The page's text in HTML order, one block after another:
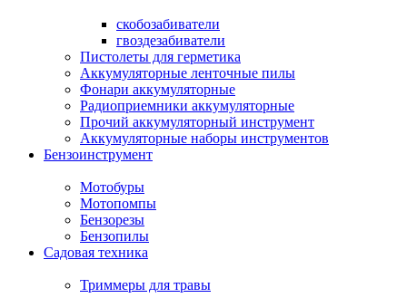
скобозабиватели
гвоздезабиватели
Пистолеты для герметика
Аккумуляторные ленточные пилы
Фонари аккумуляторные
Радиоприемники аккумуляторные
Прочий аккумуляторный инструмент
Аккумуляторные наборы инструментов
Бензоинструмент
Мотобуры
Мотопомпы
Бензорезы
Бензопилы
Садовая техника
Триммеры для травы